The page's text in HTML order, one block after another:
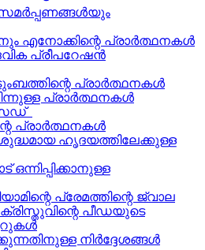
സമർപ്പണങ്ങൾയും
എനോക്കിന്റെ പ്രാർത്ഥനകള്‍
പ്രീപറേഷൻ
പ്രാർത്ഥനകള്‍
പ്രാർത്ഥനകൾ
പ്രാർത്ഥനകൾ
ഹൃദയത്തിലേക്കുള്ള
പ്രേമത്തിന്റെ ജ്വാല
പീഡയുടെ
നിർദ്ദേശങ്ങൾ